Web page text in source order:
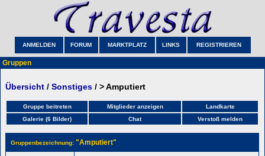
ANMELDEN FORUM MARKTPLATZ LINKS REGISTRIEREN
Gruppen
Übersicht / Sonstiges / > Amputiert
Gruppe beitreten Mitglieder anzeigen
Landkarte
Galerie (6 Bilder)
Chat Verstoß melden
Gruppenbezeichnung: "Amputiert"